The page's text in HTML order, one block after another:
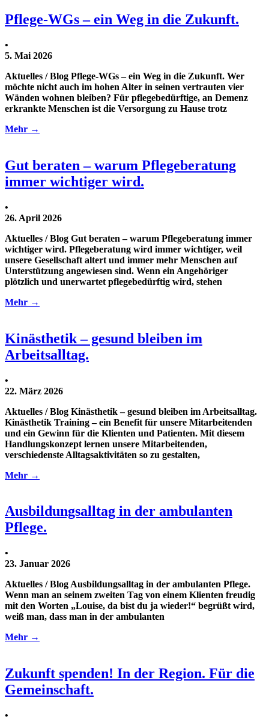
Pflege-WGs – ein Weg in die Zukunft.
•
5. Mai 2026
Aktuelles / Blog Pflege-WGs – ein Weg in die Zukunft. Wer
möchte nicht auch im hohen Alter in seinen vertrauten vier
Wänden wohnen bleiben? Für pflegebedürftige, an Demenz
erkrankte Menschen ist die Versorgung zu Hause trotz
Mehr →
Gut beraten – warum Pflegeberatung
immer wichtiger wird.
•
26. April 2026
Aktuelles / Blog Gut beraten – warum Pflegeberatung immer
wichtiger wird. Pflegeberatung wird immer wichtiger, weil
unsere Gesellschaft altert und immer mehr Menschen auf
Unterstützung angewiesen sind. Wenn ein Angehöriger
plötzlich und unerwartet pflegebedürftig wird, stehen
Mehr →
Kinästhetik – gesund bleiben im
Arbeitsalltag.
•
22. März 2026
Aktuelles / Blog Kinästhetik – gesund bleiben im Arbeitsalltag.
Kinästhetik Training – ein Benefit für unsere Mitarbeitenden
und ein Gewinn für die Klienten und Patienten. Mit diesem
Handlungskonzept lernen unsere Mitarbeitenden,
verschiedenste Alltagsaktivitäten so zu gestalten,
Mehr →
Ausbildungsalltag in der ambulanten
Pflege.
•
23. Januar 2026
Aktuelles / Blog Ausbildungsalltag in der ambulanten Pflege.
Wenn man an seinem zweiten Tag von einem Klienten freudig
mit den Worten „Louise, da bist du ja wieder!“ begrüßt wird,
weiß man, dass man in der ambulanten
Mehr →
Zukunft spenden! In der Region. Für die
Gemeinschaft.
•